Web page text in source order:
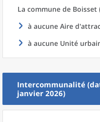
La commune de Boisset
à aucune Aire
à aucune Unité
Intercommunalité
janvier 2026)